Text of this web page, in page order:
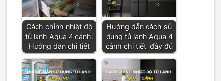
Cách chỉnh nhiệt độ
tủ lạnh Aqua 4 cánh:
Hướng dẫn chi tiết
Hướng dẫn cách sử
dụng tủ lạnh Aqua 4
cánh chi tiết, đầy đủ